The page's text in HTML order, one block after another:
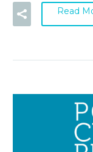
Read